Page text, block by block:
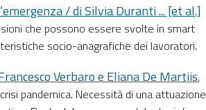
/ di Silvia Duranti ... [et al.]
che possono essere svolte in smart
socio-anagrafiche dei lavoratori.
Verbaro e Eliana De Martiis.
pandemica. Necessità di una attuazione